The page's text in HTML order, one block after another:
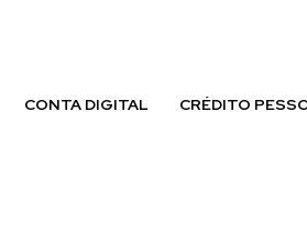
CONTA DIGITAL CRÉDITO